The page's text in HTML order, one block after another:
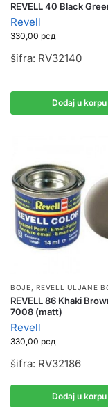
REVELL 40 Black
Revell
330,00 рсд
šifra: RV32140
Dodaj u korpu
BOJE,REVELL ULJANE
REVELL 86 Khaki
7008 (matt)
Revell
330,00 рсд
šifra: RV32186
Dodaj u korpu